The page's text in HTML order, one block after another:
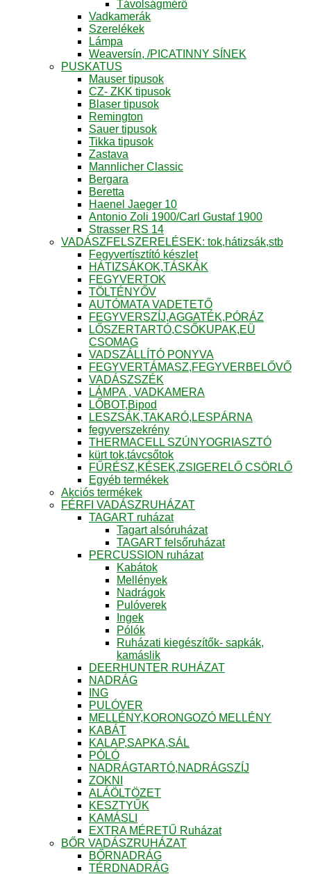
Távolságmérő
Vadkamerák
Szerelékek
Lámpa
Weaversín, /PICATINNY SÍNEK
PUSKATUS
Mauser tipusok
CZ- ZKK tipusok
Blaser tipusok
Remington
Sauer tipusok
Tikka tipusok
Zastava
Mannlicher Classic
Bergara
Beretta
Haenel Jaeger 10
Antonio Zoli 1900/Carl Gustaf 1900
Strasser RS 14
VADÁSZFELSZERELÉSEK: tok,hátizsák,stb
Fegyvertísztító készlet
HÁTIZSÁKOK,TÁSKÁK
FEGYVERTOK
TÖLTÉNYŐV
AUTÓMATA VADETETŐ
FEGYVERSZÍJ,AGGATÉK,PÓRÁZ
LŐSZERTARTÓ,CSŐKUPAK,EÜ
CSOMAG
VADSZÁLLÍTÓ PONYVA
FEGYVERTÁMASZ,FEGYVERBELŐVŐ
VADÁSZSZÉK
LÁMPA , VADKAMERA
LŐBOT,Bipod
LESZSÁK,TAKARÓ,LESPÁRNA
fegyverszekrény
THERMACELL SZÚNYOGRIASZTÓ
kürt tok,távcsőtok
FŰRÉSZ,KÉSEK,ZSIGERELŐ CSÖRLŐ
Egyéb termékek
Akciós termékek
FÉRFI VADÁSZRUHÁZAT
TAGART ruházat
Tagart alsóruházat
TAGART felsőruházat
PERCUSSION ruházat
Kabátok
Mellények
Nadrágok
Pulóverek
Ingek
Pólók
Ruházati kiegészítők- sapkák,
kamáslik
DEERHUNTER RUHÁZAT
NADRÁG
ING
PULÓVER
MELLÉNY,KORONGOZÓ MELLÉNY
KABÁT
KALAP,SAPKA,SÁL
PÓLÓ
NADRÁGTARTÓ,NADRÁGSZÍJ
ZOKNI
ALÁÖLTÖZET
KESZTYŰK
KAMÁSLI
EXTRA MÉRETŰ Ruházat
BŐR VADÁSZRUHÁZAT
BŐRNADRÁG
TÉRDNADRÁG